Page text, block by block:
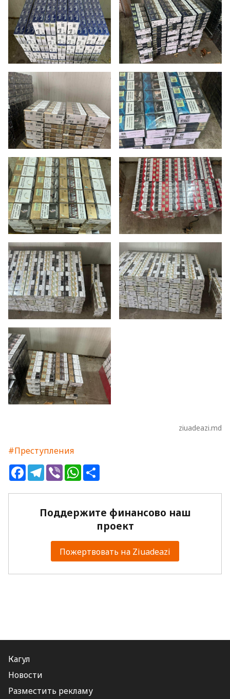
ziuadeazi.md
#Преступления
FacebookTelegram
ViberWhatsApp
Поддержите финансово наш
проект
Пожертвовать на Ziuadeazi
Кагул
Новости
Разместить рекламу